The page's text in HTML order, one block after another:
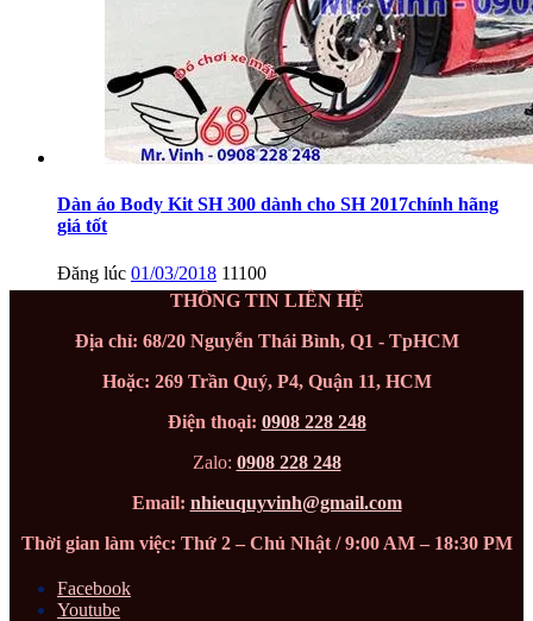
Dàn áo Body Kit SH 300 dành cho SH 2017chính hãng
giá tốt
Đăng lúc 01/03/2018 11100
THÔNG TIN LIÊN HỆ
Địa chỉ: 68/20 Nguyễn Thái Bình, Q1 - TpHCM
Hoặc: 269 Trần Quý, P4, Quận 11, HCM
Điện thoại: 0908 228 248
Zalo: 0908 228 248
Email: nhieuquyvinh@gmail.com
Thời gian làm việc: Thứ 2 – Chủ Nhật / 9:00 AM – 18:30 PM
Facebook
Youtube